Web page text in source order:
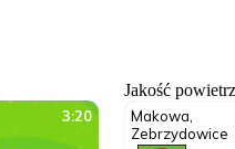
Jakość